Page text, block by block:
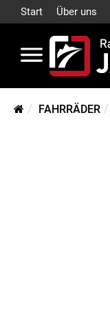
Start Über uns
FAHRRÄDER